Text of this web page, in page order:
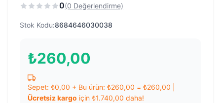
0(0 Değerlendirme)
Stok Kodu:8684646030038
₺260,00
Sepet: ₺0,00 + Bu ürün: ₺260,00 = ₺260,00
Ücretsiz kargo için ₺1.740,00 daha!